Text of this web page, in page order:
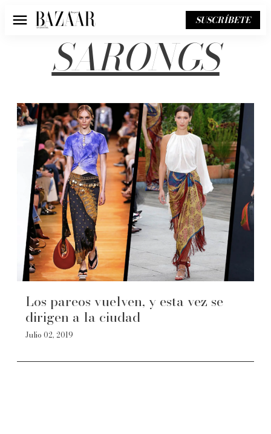
Menú SUSCRÍBETE
SARONGS
Los pareos vuelven, y esta vez se
dirigen a la ciudad
Julio 02, 2019